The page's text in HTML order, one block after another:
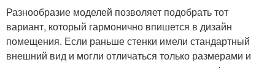
Разнообразие моделей позволяет подобрать тот
вариант, который гармонично впишется в дизайн
помещения. Если раньше стенки имели стандартный
внешний вид и могли отличаться только размерами и